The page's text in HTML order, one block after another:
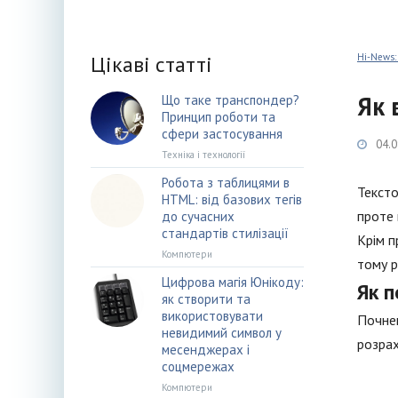
Hi-
Як
проте
Крім
тому
Як
Цікаві статті
Що таке транспондер?
Принцип роботи та
сфери застосування
Техніка і технології
Робота з таблицями в
HTML: від базових тегів
до сучасних
стандартів стилізації
Компютери
Цифрова магія Юнікоду:
як створити та
використовувати
невидимий символ у
месенджерах і
соцмережах
Компютери